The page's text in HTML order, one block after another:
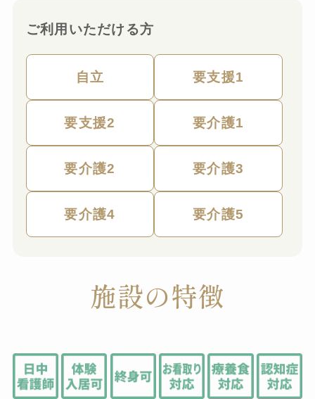
ご利用いただける方
自立 要支援1
要支援2 要介護1
要介護2 要介護3
要介護4 要介護5
施設の特徴